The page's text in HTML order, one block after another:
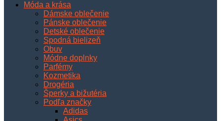
Móda a krása
Dámske oblečenie
Pánske oblečenie
Detské oblečenie
Spodná bielizeň
Obuv
Módne doplnky
Parfémy
Kozmetika
Drogéria
Šperky a bižutéria
Podľa značky
Adidas